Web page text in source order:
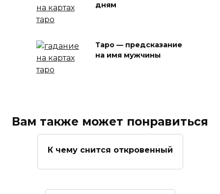
дням
Таро — предсказание
на имя мужчины
Вам также может понравиться
К чему снится откровенный